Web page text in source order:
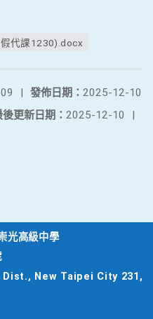
代課1230).docx
發佈日期： 2025-12-10
|
後更新日期： 2025-12-10 |
光高級中學
New Taipei City 231,